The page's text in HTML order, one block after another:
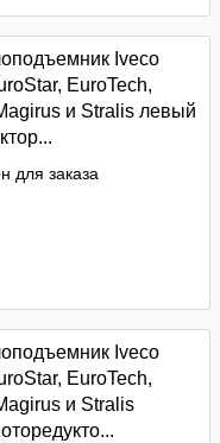
Iveco
EuroTech,
и Stralis левый
для заказа
Iveco
EuroTech,
и Stralis